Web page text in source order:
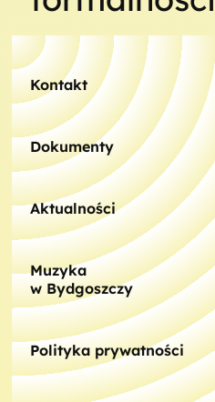
Kontakt
Dokumenty
Aktualności
Muzyka
w Bydgoszczy
Polityka prywatności